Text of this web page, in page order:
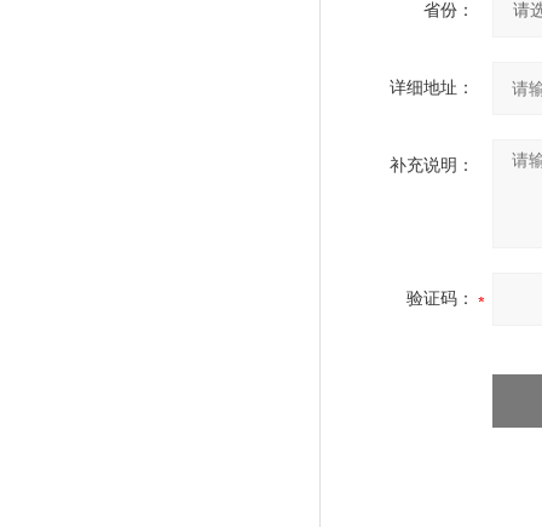
省份：
详细地址：
补充说明：
验证码：